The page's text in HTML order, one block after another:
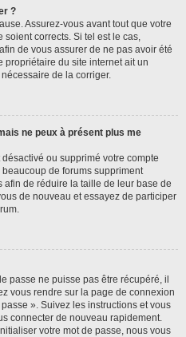
?
Assurez-vous avant tout que votre
soient corrects. Si tel est le cas,
de vous assurer de ne pas avoir été
propriétaire du site internet ait un
de la corriger.
ne peux à présent plus me
désactivé ou supprimé votre compte
de forums suppriment
de réduire la taille de leur base de
de nouveau et essayez de participer
passe ne puisse pas être récupéré, il
vous rendre sur la page de connexion
». Suivez les instructions et vous
connecter de nouveau rapidement.
votre mot de passe, nous vous